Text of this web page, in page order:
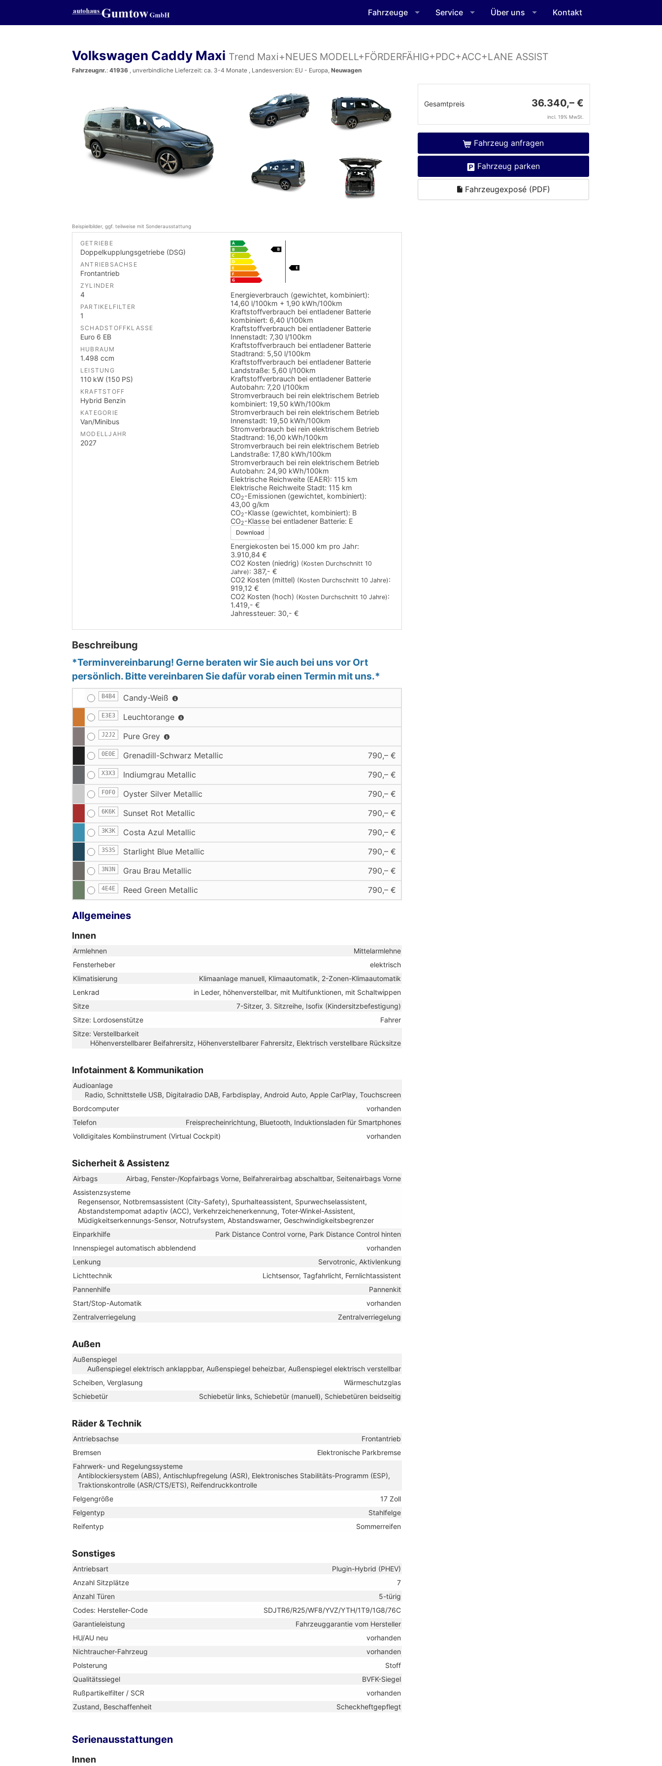
Fahrzeuge Service Über uns Kontakt
Volkswagen Caddy Maxi Trend Maxi+NEUES MODELL+FÖRDERFÄHIG+PDC+ACC+LANE ASSIST
Fahrzeugnr.: 41936 , unverbindliche Lieferzeit: ca. 3-4 Monate , Landesversion: EU - Europa, Neuwagen
Gesamtpreis 36.340,– €
incl. 19% MwSt.
Fahrzeug anfragen
Fahrzeug parken
Fahrzeugexposé (PDF)
Beispielbilder, ggf. teilweise mit Sonderausstattung
GETRIEBE
Doppelkupplungsgetriebe (DSG)
ANTRIEBSACHSE
Frontantrieb
ZYLINDER
4
PARTIKELFILTER
1
SCHADSTOFFKLASSE
Euro 6 EB
HUBRAUM
1.498 ccm
LEISTUNG
110 kW (150 PS)
KRAFTSTOFF
Hybrid Benzin
KATEGORIE
Van/Minibus
MODELLJAHR
2027
Energieverbrauch (gewichtet, kombiniert):
14,60 l/100km + 1,90 kWh/100km
Kraftstoffverbrauch bei entladener Batterie
kombiniert: 6,40 l/100km
Kraftstoffverbrauch bei entladener Batterie
Innenstadt: 7,30 l/100km
Kraftstoffverbrauch bei entladener Batterie
Stadtrand: 5,50 l/100km
Kraftstoffverbrauch bei entladener Batterie
Landstraße: 5,60 l/100km
Kraftstoffverbrauch bei entladener Batterie
Autobahn: 7,20 l/100km
Stromverbrauch bei rein elektrischem Betrieb
kombiniert: 19,50 kWh/100km
Stromverbrauch bei rein elektrischem Betrieb
Innenstadt: 19,50 kWh/100km
Stromverbrauch bei rein elektrischem Betrieb
Stadtrand: 16,00 kWh/100km
Stromverbrauch bei rein elektrischem Betrieb
Landstraße: 17,80 kWh/100km
Stromverbrauch bei rein elektrischem Betrieb
Autobahn: 24,90 kWh/100km
Elektrische Reichweite (EAER): 115 km
Elektrische Reichweite Stadt: 115 km
CO2-Emissionen (gewichtet, kombiniert):
43,00 g/km
CO2-Klasse (gewichtet, kombiniert): B
CO2-Klasse bei entladener Batterie: E
Download
Energiekosten bei 15.000 km pro Jahr:
3.910,84 €
CO2 Kosten (niedrig) (Kosten Durchschnitt 10
Jahre): 387,- €
CO2 Kosten (mittel) (Kosten Durchschnitt 10 Jahre):
919,12 €
CO2 Kosten (hoch) (Kosten Durchschnitt 10 Jahre):
1.419,- €
Jahressteuer: 30,- €
Beschreibung
*Terminvereinbarung! Gerne beraten wir Sie auch bei uns vor Ort
persönlich. Bitte vereinbaren Sie dafür vorab einen Termin mit uns.*
B4B4 Candy-Weiß
E3E3 Leuchtorange
J2J2 Pure Grey
0E0E Grenadill-Schwarz Metallic 790,– €
X3X3 Indiumgrau Metallic 790,– €
F0F0 Oyster Silver Metallic 790,– €
6K6K Sunset Rot Metallic 790,– €
3K3K Costa Azul Metallic 790,– €
3S3S Starlight Blue Metallic 790,– €
3N3N Grau Brau Metallic 790,– €
4E4E Reed Green Metallic 790,– €
Allgemeines
Innen
Armlehnen
Mittelarmlehne
Fensterheber
elektrisch
Klimatisierung
Klimaanlage manuell, Klimaautomatik, 2-Zonen-Klimaautomatik
Lenkrad
in Leder, höhenverstellbar, mit Multifunktionen, mit Schaltwippen
Sitze
7-Sitzer, 3. Sitzreihe, Isofix (Kindersitzbefestigung)
Sitze: Lordosenstütze
Fahrer
Sitze: Verstellbarkeit
Höhenverstellbarer Beifahrersitz, Höhenverstellbarer Fahrersitz, Elektrisch verstellbare Rücksitze
Infotainment & Kommunikation
Audioanlage
Radio, Schnittstelle USB, Digitalradio DAB, Farbdisplay, Android Auto, Apple CarPlay, Touchscreen
Bordcomputer
vorhanden
Telefon
Freisprecheinrichtung, Bluetooth, Induktionsladen für Smartphones
Volldigitales Kombiinstrument (Virtual Cockpit)
vorhanden
Sicherheit & Assistenz
Airbags
Airbag, Fenster-/Kopfairbags Vorne, Beifahrerairbag abschaltbar, Seitenairbags Vorne
Assistenzsysteme
Regensensor, Notbremsassistent (City-Safety), Spurhalteassistent, Spurwechselassistent,
Abstandstempomat adaptiv (ACC), Verkehrzeichenerkennung, Toter-Winkel-Assistent,
Müdigkeitserkennungs-Sensor, Notrufsystem, Abstandswarner, Geschwindigkeitsbegrenzer
Einparkhilfe
Park Distance Control vorne, Park Distance Control hinten
Innenspiegel automatisch abblendend
vorhanden
Lenkung
Servotronic, Aktivlenkung
Lichttechnik
Lichtsensor, Tagfahrlicht, Fernlichtassistent
Pannenhilfe
Pannenkit
Start/Stop-Automatik
vorhanden
Zentralverriegelung
Zentralverriegelung
Außen
Außenspiegel
Außenspiegel elektrisch anklappbar, Außenspiegel beheizbar, Außenspiegel elektrisch verstellbar
Scheiben, Verglasung
Wärmeschutzglas
Schiebetür
Schiebetür links, Schiebetür (manuell), Schiebetüren beidseitig
Räder & Technik
Antriebsachse
Frontantrieb
Bremsen
Elektronische Parkbremse
Fahrwerk- und Regelungssysteme
Antiblockiersystem (ABS), Antischlupfregelung (ASR), Elektronisches Stabilitäts-Programm (ESP),
Traktionskontrolle (ASR/CTS/ETS), Reifendruckkontrolle
Felgengröße
17 Zoll
Felgentyp
Stahlfelge
Reifentyp
Sommerreifen
Sonstiges
Antriebsart
Plugin-Hybrid (PHEV)
Anzahl Sitzplätze
7
Anzahl Türen
5-türig
Codes: Hersteller-Code
SDJTR6/R25/WF8/YVZ/YTH/1T9/1G8/76C
Garantieleistung
Fahrzeuggarantie vom Hersteller
HU/AU neu
vorhanden
Nichtraucher-Fahrzeug
vorhanden
Polsterung
Stoff
Qualitätssiegel
BVFK-Siegel
Rußpartikelfilter / SCR
vorhanden
Zustand, Beschaffenheit
Scheckheftgepflegt
Serienausstattungen
Innen